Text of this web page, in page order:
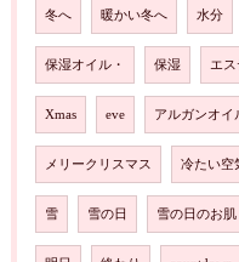
冬へ 暖かい冬へ 水分
保湿オイル・ 保湿 エ
Xmas eve アルガンオイ
メリークリスマス 冷たい空
雪 雪の日 雪の日のお肌